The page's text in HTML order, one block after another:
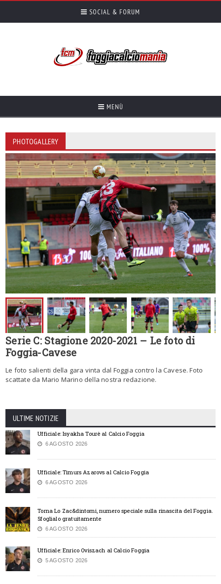
SOCIAL & FORUM
MENÙ
PHOTOGALLERY
Serie C: Stagione 2020-2021 – Le foto di
Foggia-Cavese
Le foto salienti della gara vinta dal Foggia contro la Cavese. Foto
scattate da Mario Marino della nostra redazione.
ULTIME NOTIZIE
Ufficiale: Isyakha Tourè al Calcio Foggia
6 AGOSTO 2026
Ufficiale: Timurs Azarovs al Calcio Foggia
6 AGOSTO 2026
Torna Lo Zac&dintorni, numero speciale sulla rinascita del Foggia.
Sfoglialo gratuitamente
6 AGOSTO 2026
Ufficiale: Enrico Oviszach al Calcio Foggia
5 AGOSTO 2026